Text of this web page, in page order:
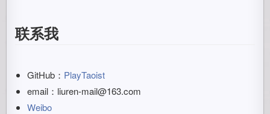
联系我
GitHub： PlayTaoist
email：liuren-mail@163.com
Weibo